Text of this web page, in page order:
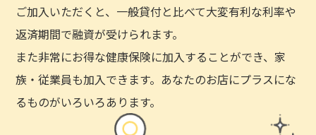
ご加入いただくと、一般貸付と比べて大変有利な利率や
返済期間で融資が受けられます。
また非常にお得な健康保険に加入することができ、家
族・従業員も加入できます。あなたのお店にプラスにな
るものがいろいろあります。